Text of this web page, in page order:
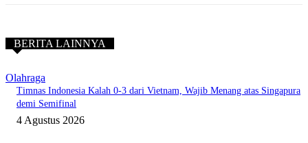
BERITA LAINNYA
Olahraga
Timnas Indonesia Kalah 0-3 dari Vietnam, Wajib Menang atas Singapura
demi Semifinal
4 Agustus 2026